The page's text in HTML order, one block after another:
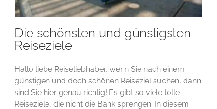
Die schönsten und günstigsten
Reiseziele
Hallo liebe Reiseliebhaber, wenn Sie nach einem
günstigen und doch schönen Reiseziel suchen, dann
sind Sie hier genau richtig! Es gibt so viele tolle
Reiseziele, die nicht die Bank sprengen. In diesem